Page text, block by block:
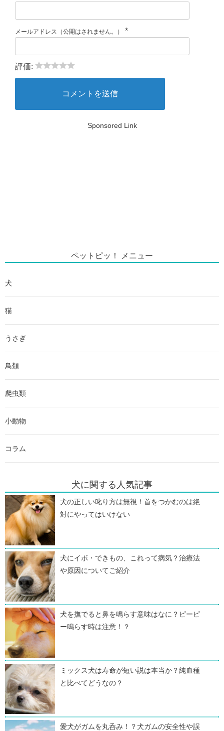
メールアドレス（公開はされません。） *
評価:
Sponsored Link
ペットピッ！ メニュー
犬
猫
うさぎ
鳥類
爬虫類
小動物
コラム
犬に関する人気記事
犬の正しい叱り方は無視！首をつかむのは絶
対にやってはいけない
犬にイボ・できもの、これって病気？治療法
や原因についてご紹介
犬を撫でると鼻を鳴らす意味はなに？ピーピ
ー鳴らす時は注意！？
ミックス犬は寿命が短い説は本当か？純血種
と比べてどうなの？
愛犬がガムを丸呑み！？犬ガムの安全性や誤